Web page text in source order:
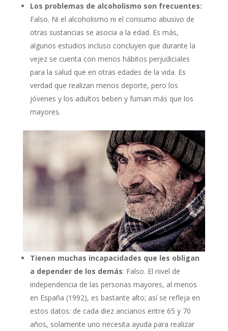
Los problemas de alcoholismo son frecuentes:
Falso. Ni el alcoholismo ni el consumo abusivo de
otras sustancias se asocia a la edad. Es más,
algunos estudios incluso concluyen que durante la
vejez se cuenta con menos hábitos perjudiciales
para la salud que en otras edades de la vida. Es
verdad que realizan menos deporte, pero los
jóvenes y los adultos beben y fuman más que los
mayores.
Tienen muchas incapacidades que les obligan
a depender de los demás: Falso. El nivel de
independencia de las personas mayores, al menos
en España (1992), es bastante alto; así se refleja en
estos datos: de cada diez ancianos entre 65 y 70
años, solamente uno necesita ayuda para realizar